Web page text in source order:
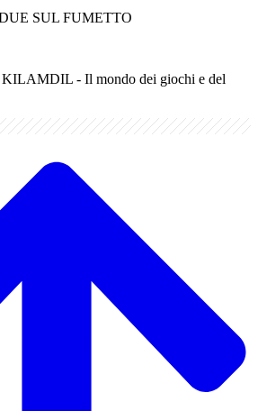
SUL FUMETTO
- Il mondo dei giochi e del